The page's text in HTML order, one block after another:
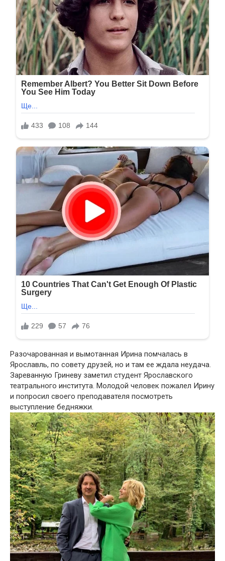
Разочарованная и вымотанная Ирина помчалась в
Ярославль, по совету друзей, но и там ее ждала неудача.
Зареванную Гриневу заметил студент Ярославского
театрального института. Молодой человек пожалел Ирину
и попросил своего преподавателя посмотреть
выступление бедняжки.